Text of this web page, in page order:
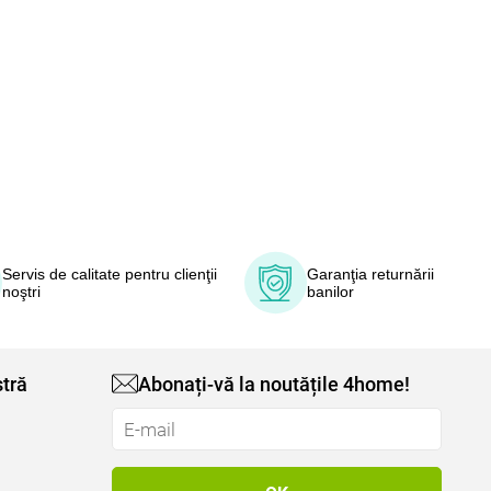
Servis de calitate pentru clienţii
noştri
Garanţia returnării
banilor
Abonați-vă la noutățile 4home!